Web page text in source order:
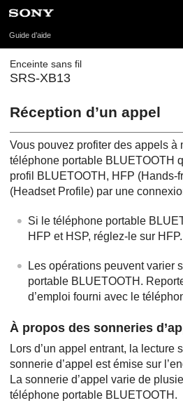
Guide d’aide
Enceinte sans fil
SRS-XB13
Réception d’un appel
Vous pouvez profiter des appels à
téléphone portable BLUETOOTH
profil BLUETOOTH, HFP (Hands-
(Headset Profile) par une
Si le téléphone portable
HFP et HSP, réglez-le sur HFP.
Les opérations peuvent varier
portable BLUETOOTH.
d’emploi fourni avec le
À propos des sonneries
Lors d’un appel entrant, la lecture
sonnerie d’appel est émise sur
La sonnerie d’appel varie de
téléphone portable BLUETOOTH.